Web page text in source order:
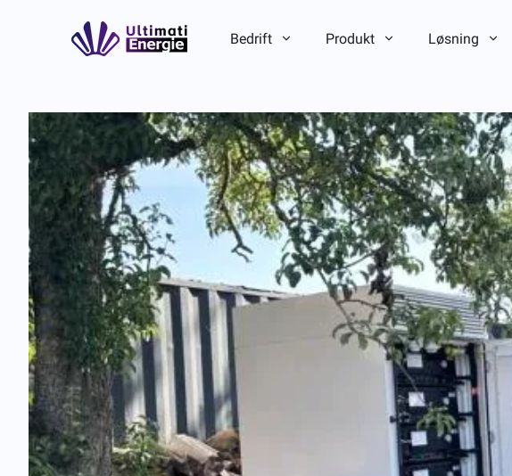
Bedrift Produkt Løsning
Introduksjon til selskapet
ESG
Merkevarehistorie
Lag-/lokalfordel
ESG
Merkevarehistorie
Lag-/lokalfordel